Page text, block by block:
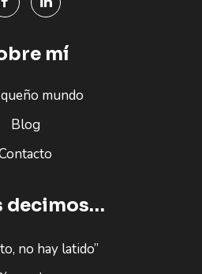
mí
mundo
Blog
decimos…
no hay latido”